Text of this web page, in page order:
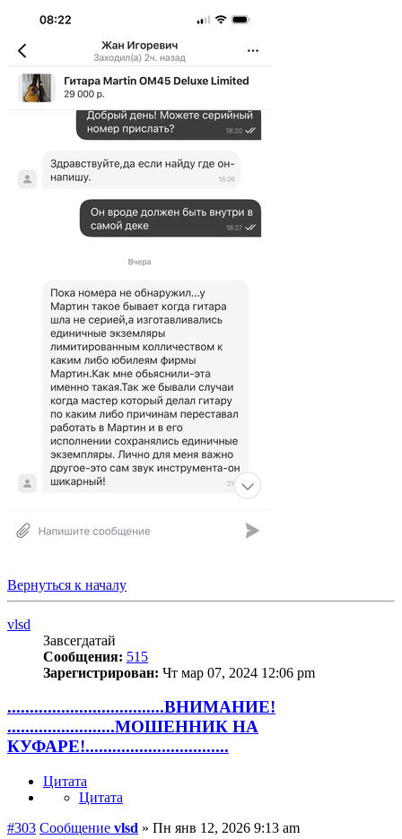
Вернуться к началу
vlsd
Завсегдатай
Сообщения: 515
Зарегистрирован: Чт мар 07, 2024 12:06 pm
...................................ВНИМАНИЕ!
........................МОШЕННИК НА
КУФАРЕ!................................
Цитата
Цитата
#303 Сообщение vlsd » Пн янв 12, 2026 9:13 am